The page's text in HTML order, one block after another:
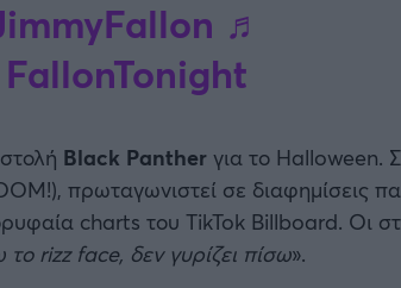
♬
Black Panther για το Halloween.
πρωταγωνιστεί σε διαφημίσεις
charts του TikTok Billboard. Οι
το rizz face, δεν γυρίζει πίσω».